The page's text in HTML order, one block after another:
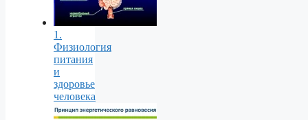
1.
Физиология
питания
и
здоровье
человека